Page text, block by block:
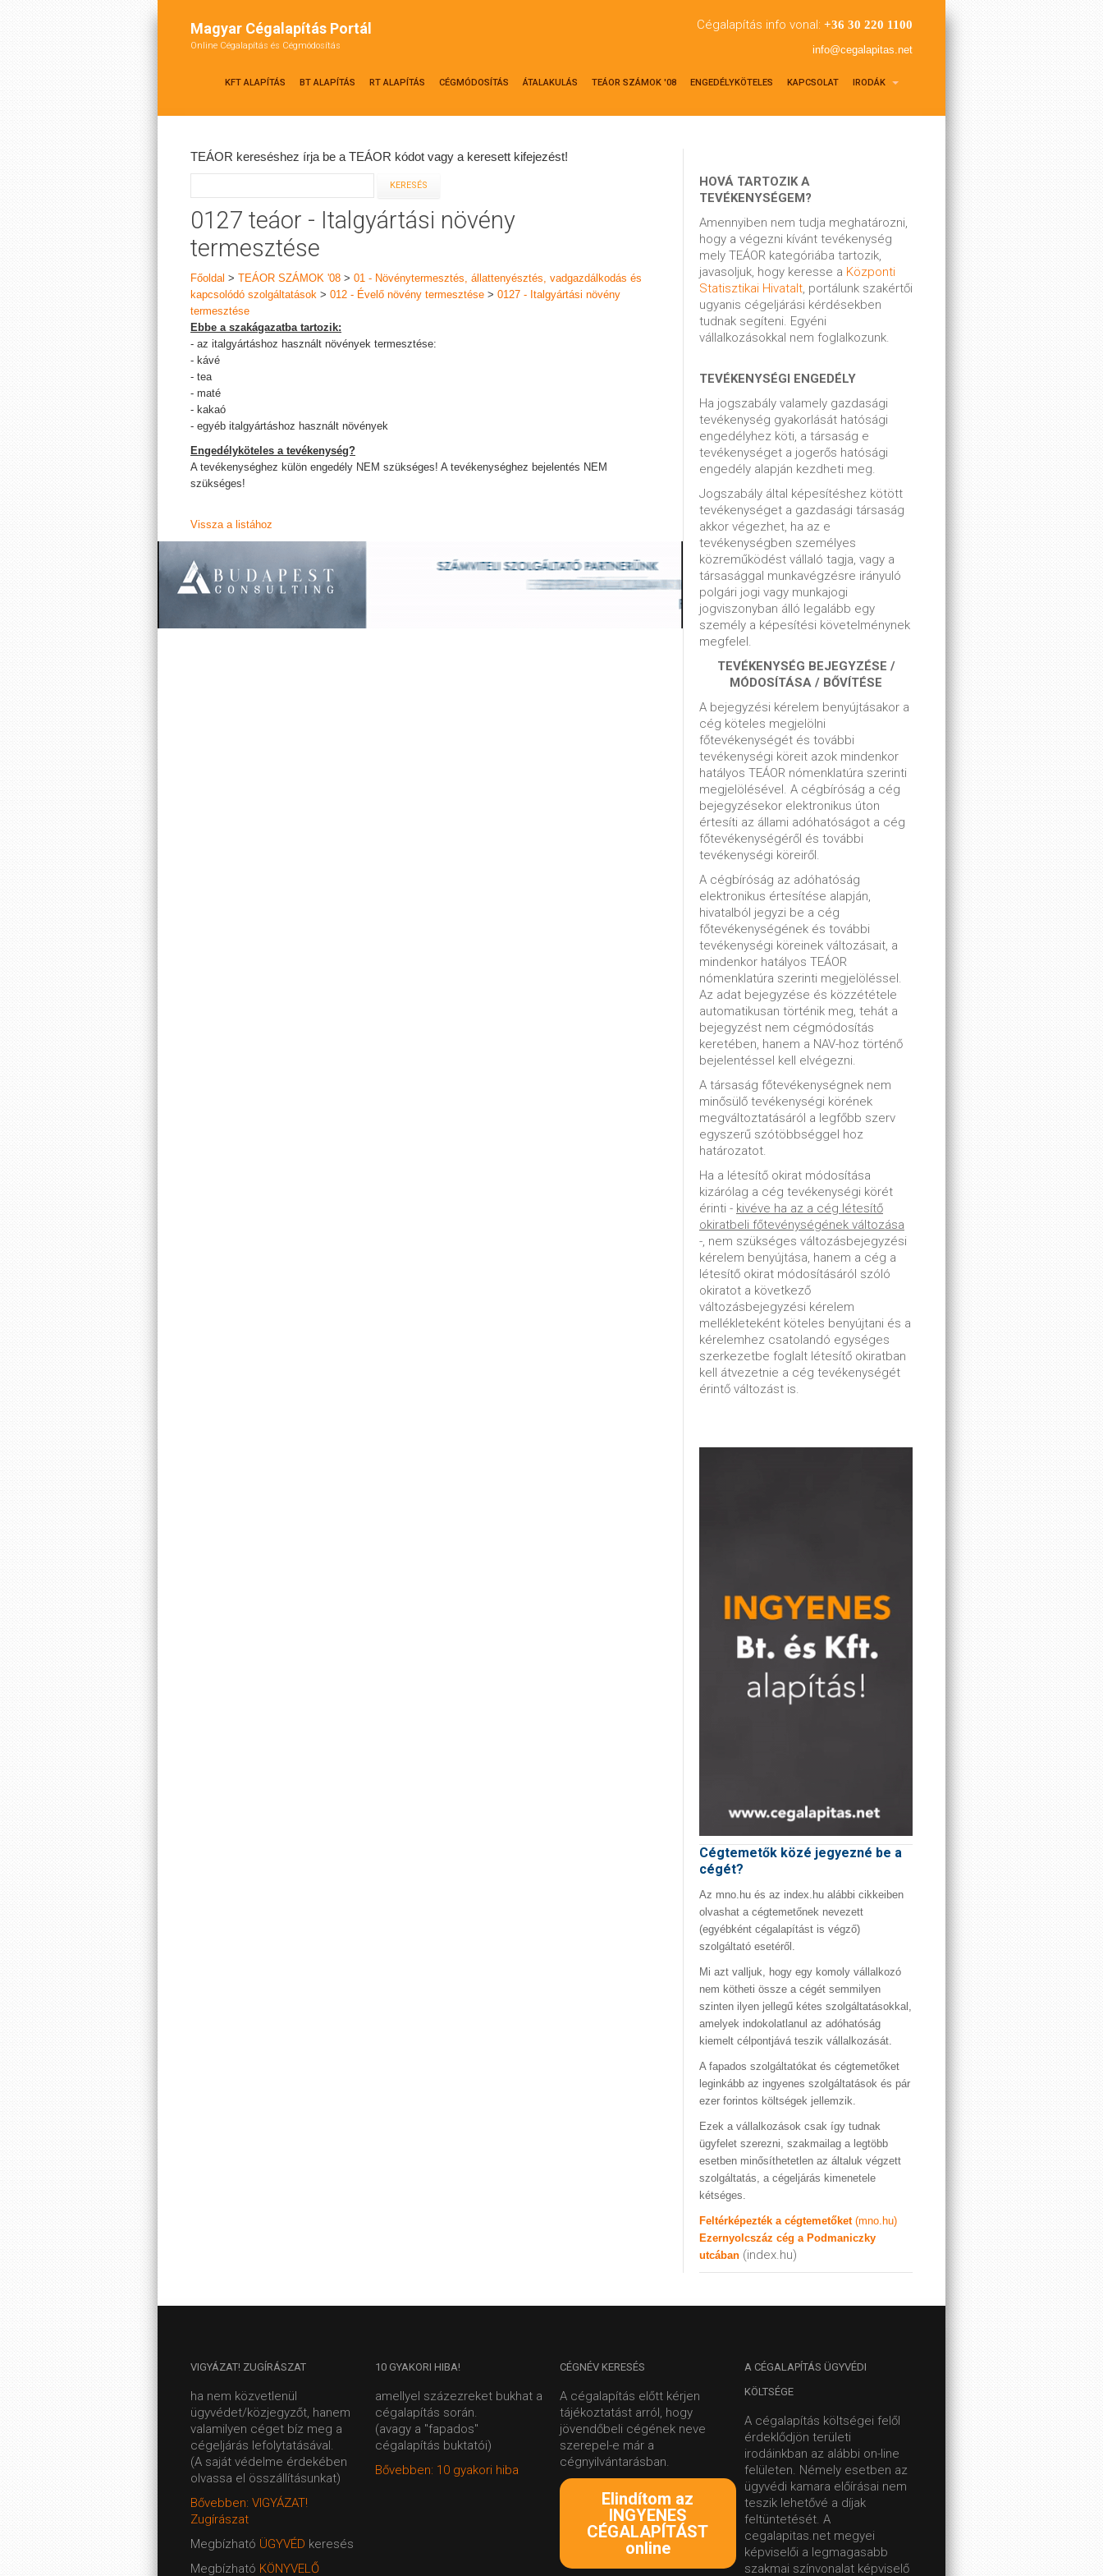
Magyar Cégalapítás Portál
Online Cégalapítás és Cégmódosítás
Cégalapítás info vonal: +36 30 220 1100
info@cegalapitas.net
KFT ALAPÍTÁS BT ALAPÍTÁS RT ALAPÍTÁS CÉGMÓDOSÍTÁS ÁTALAKULÁS TEÁOR SZÁMOK '08 ENGEDÉLYKÖTELES KAPCSOLAT IRODÁK
TEÁOR kereséshez írja be a TEÁOR kódot vagy a keresett kifejezést!
0127 teáor - Italgyártási növény
termesztése
Főoldal > TEÁOR SZÁMOK '08 > 01 - Növénytermesztés, állattenyésztés, vadgazdálkodás és
kapcsolódó szolgáltatások > 012 - Évelő növény termesztése > 0127 - Italgyártási növény
termesztése
Ebbe a szakágazatba tartozik:
- az italgyártáshoz használt növények termesztése:
- kávé
- tea
- maté
- kakaó
- egyéb italgyártáshoz használt növények
Engedélyköteles a tevékenység?
A tevékenységhez külön engedély NEM szükséges! A tevékenységhez bejelentés NEM
szükséges!
Vissza a listához
HOVÁ TARTOZIK A
TEVÉKENYSÉGEM?
Amennyiben nem tudja meghatározni,
hogy a végezni kívánt tevékenység
mely TEÁOR kategóriába tartozik,
javasoljuk, hogy keresse a Központi
Statisztikai Hivatalt, portálunk szakértői
ugyanis cégeljárási kérdésekben
tudnak segíteni. Egyéni
vállalkozásokkal nem foglalkozunk.
TEVÉKENYSÉGI ENGEDÉLY
Ha jogszabály valamely gazdasági
tevékenység gyakorlását hatósági
engedélyhez köti, a társaság e
tevékenységet a jogerős hatósági
engedély alapján kezdheti meg.
Jogszabály által képesítéshez kötött
tevékenységet a gazdasági társaság
akkor végezhet, ha az e
tevékenységben személyes
közreműködést vállaló tagja, vagy a
társasággal munkavégzésre irányuló
polgári jogi vagy munkajogi
jogviszonyban álló legalább egy
személy a képesítési követelménynek
megfelel.
TEVÉKENYSÉG BEJEGYZÉSE /
MÓDOSÍTÁSA / BŐVÍTÉSE
A bejegyzési kérelem benyújtásakor a
cég köteles megjelölni
főtevékenységét és további
tevékenységi köreit azok mindenkor
hatályos TEÁOR nómenklatúra szerinti
megjelölésével. A cégbíróság a cég
bejegyzésekor elektronikus úton
értesíti az állami adóhatóságot a cég
főtevékenységéről és további
tevékenységi köreiről.
A cégbíróság az adóhatóság
elektronikus értesítése alapján,
hivatalból jegyzi be a cég
főtevékenységének és további
tevékenységi köreinek változásait, a
mindenkor hatályos TEÁOR
nómenklatúra szerinti megjelöléssel.
Az adat bejegyzése és közzététele
automatikusan történik meg, tehát a
bejegyzést nem cégmódosítás
keretében, hanem a NAV-hoz történő
bejelentéssel kell elvégezni.
A társaság főtevékenységnek nem
minősülő tevékenységi körének
megváltoztatásáról a legfőbb szerv
egyszerű szótöbbséggel hoz
határozatot.
Ha a létesítő okirat módosítása
kizárólag a cég tevékenységi körét
érinti - kivéve ha az a cég létesítő
okiratbeli főtevénységének változása
-, nem szükséges változásbejegyzési
kérelem benyújtása, hanem a cég a
létesítő okirat módosításáról szóló
okiratot a következő
változásbejegyzési kérelem
mellékleteként köteles benyújtani és a
kérelemhez csatolandó egységes
szerkezetbe foglalt létesítő okiratban
kell átvezetnie a cég tevékenységét
érintő változást is.
Cégtemetők közé jegyezné be a
cégét?
Az mno.hu és az index.hu alábbi cikkeiben
olvashat a cégtemetőnek nevezett
(egyébként cégalapítást is végző)
szolgáltató esetéről.
Mi azt valljuk, hogy egy komoly vállalkozó
nem kötheti össze a cégét semmilyen
szinten ilyen jellegű kétes szolgáltatásokkal,
amelyek indokolatlanul az adóhatóság
kiemelt célpontjává teszik vállalkozását.
A fapados szolgáltatókat és cégtemetőket
leginkább az ingyenes szolgáltatások és pár
ezer forintos költségek jellemzik.
Ezek a vállalkozások csak így tudnak
ügyfelet szerezni, szakmailag a legtöbb
esetben minősíthetetlen az általuk végzett
szolgáltatás, a cégeljárás kimenetele
kétséges.
Feltérképezték a cégtemetőket (mno.hu)
Ezernyolcszáz cég a Podmaniczky
utcában (index.hu)
VIGYÁZAT! ZUGÍRÁSZAT
ha nem közvetlenül
ügyvédet/közjegyzőt, hanem
valamilyen céget bíz meg a
cégeljárás lefolytatásával.
(A saját védelme érdekében
olvassa el összállításunkat)
Bővebben: VIGYÁZAT!
Zugírászat
Megbízható ÜGYVÉD keresés
Megbízható KÖNYVELŐ
10 GYAKORI HIBA!
amellyel százezreket bukhat a
cégalapítás során.
(avagy a "fapados"
cégalapítás buktatói)
Bővebben: 10 gyakori hiba
CÉGNÉV KERESÉS
A cégalapítás előtt kérjen
tájékoztatást arról, hogy
jövendőbeli cégének neve
szerepel-e már a
cégnyilvántarásban.
Elindítom az
INGYENES
CÉGALAPÍTÁST
online
A CÉGALAPÍTÁS ÜGYVÉDI
KÖLTSÉGE
A cégalapítás költségei felől
érdeklődjön területi
irodáinkban az alábbi on-line
felületen. Némely esetben az
ügyvédi kamara előírásai nem
teszik lehetővé a díjak
feltüntetését. A
cegalapitas.net megyei
képviselői a legmagasabb
szakmai színvonalat képviselő